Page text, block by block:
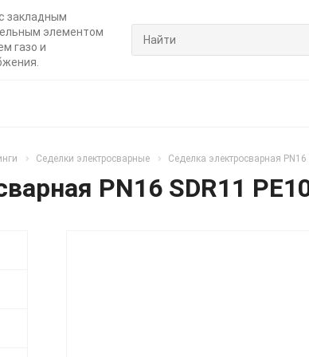
закладным
элементом
газо и
Седелки электросварные Седелка электросварная
PN16 SDR11